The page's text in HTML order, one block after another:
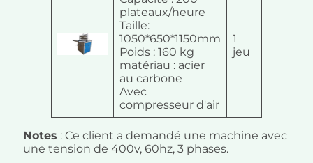
plateaux/heure
Taille:
1050*650*1150mm
Poids : 160 kg
matériau : acier
au carbone
Avec
compresseur d'air
1
jeu
Notes : Ce client a demandé une machine avec
une tension de 400v, 60hz, 3 phases.